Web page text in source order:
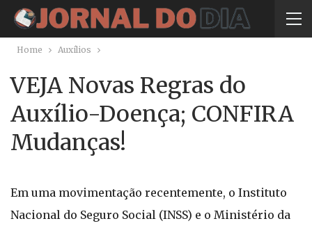
Home Auxílios
VEJA Novas Regras do
Auxílio-Doença; CONFIRA
Mudanças!
Em uma movimentação recentemente, o Instituto
Nacional do Seguro Social (INSS) e o Ministério da